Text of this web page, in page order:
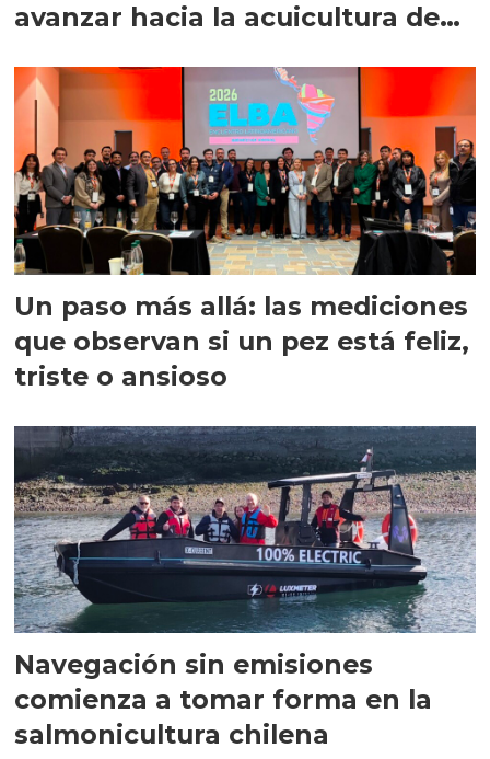
avanzar hacia la acuicultura de
Un paso más allá: las mediciones
que observan si un pez está feliz,
triste o ansioso
Navegación sin emisiones
comienza a tomar forma en la
salmonicultura chilena